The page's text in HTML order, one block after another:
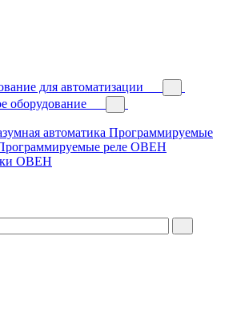
для автоматизации
оборудование
автоматика Программируемые
реле ОВЕН
ОВЕН